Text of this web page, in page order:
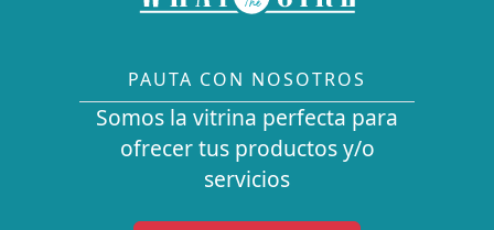
PAUTA CON NOSOTROS
Somos la vitrina perfecta para
ofrecer tus productos y/o
servicios